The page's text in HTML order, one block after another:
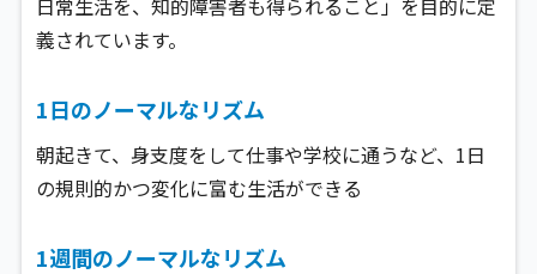
義されています。
1日のノーマルなリズム
朝起きて、身支度をして仕事や学校に通うなど、1日
の規則的かつ変化に富む生活ができる
1週間のノーマルなリズム